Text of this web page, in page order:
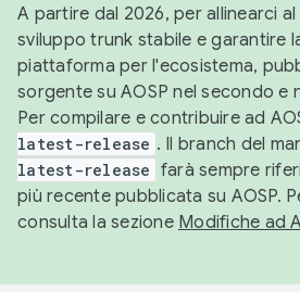
A partire dal 2026, per allinearci
sviluppo trunk stabile e garantire
piattaforma per l'ecosistema,
sorgente su AOSP nel secondo e
Per compilare e contribuire ad
latest-release . Il branch del
latest-release farà sempre
più recente pubblicata su AOSP.
consulta la sezione Modifiche ad